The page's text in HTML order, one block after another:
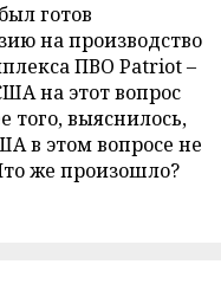
готов
на производство
ПВО Patriot –
на этот вопрос
того, выяснилось,
в этом вопросе не
же произошло?